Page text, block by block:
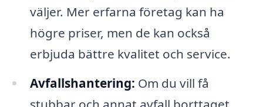
väljer. Mer erfarna företag kan ha
högre priser, men de kan också
erbjuda bättre kvalitet och service.
Avfallshantering: Om du vill få